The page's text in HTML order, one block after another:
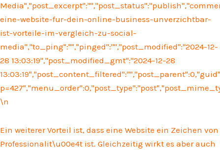
eine-website-fur-dein-online-business-unverzichtbar-
ist-vorteile-im-vergleich-zu-social-
media","to_ping":"","pinged":"","post_modified":"2024-12-
28 13:03:19","post_modified_gmt":"2024-12-28
\n
Ein weiterer Vorteil ist, dass eine Website ein Zeichen von
Professionalit\u00e4t ist. Gleichzeitig wirkt es aber auch